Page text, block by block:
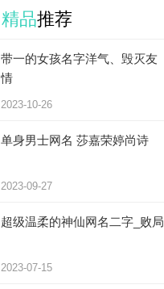
精品推荐
带一的女孩名字洋气、毁灭友
情
2023-10-26
单身男士网名 莎嘉荣婷尚诗
2023-09-27
超级温柔的神仙网名二字_败局
2023-07-15